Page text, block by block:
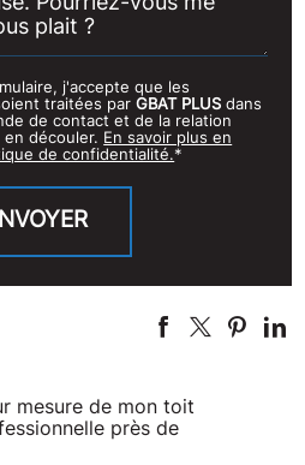
j'accepte que les
traitées parGBAT PLUS dans
de contact et de la relation
en découler. En savoir plus en
de confidentialité.*
mesure de mon toit
près de